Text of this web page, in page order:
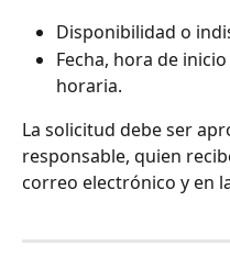
Disponibilidad o
Fecha, hora de
horaria.
La solicitud debe ser
responsable, quien
correo electrónico y en